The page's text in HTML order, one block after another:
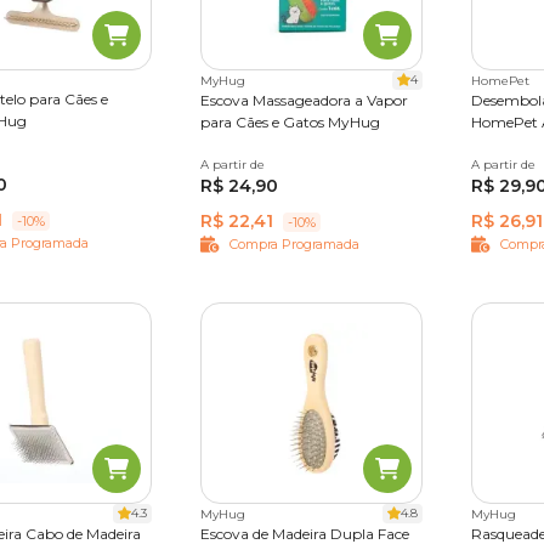
de pelagem de algumas raças e quais escovas pet são mais
para Cães e
-10%
Programada
MyHug 4
Escova Massageadora a Vapor
para Cães e Gatos MyHug
Único
A partir de
R$ 24,90
R$ 22,41
-10%
Compra Programada
HomePet
HomePet
Único
A partir de
R$
R$ 26,91
4.3
Cabo de Madeira
MyHug 4.8
Escova de Madeira Dupla Face
MyHug